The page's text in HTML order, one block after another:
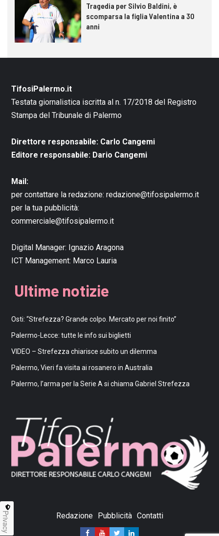
Tragedia per Silvio Baldini, è
scomparsa la figlia Valentina a 30
anni
TifosiPalermo.it
Testata giornalistica iscritta al n. 17/2018 del Registro
Stampa del Tribunale di Palermo
Direttore responsabile: Carlo Cangemi
Editore responsabile: Dario Cangemi
Mail:
per contattare la redazione: redazione@tifosipalermo.it
per la tua pubblicità:
commerciale@tifosipalermo.it
Digital Manager: Ignazio Aragona
ICT Management: Marco Lauria
Ultime notizie
Osti: “Strefezza? Grande colpo. Mercato per noi finito”
Palermo-Lecce: tutte le info sui biglietti
VIDEO – Strefezza chiarisce subito un dilemma
Palermo, Vieri fa visita ai rosanero in Australia
Palermo, l’arma per la Serie A si chiama Gabriel Strefezza
Redazione Pubblicità Contatti
Privacy